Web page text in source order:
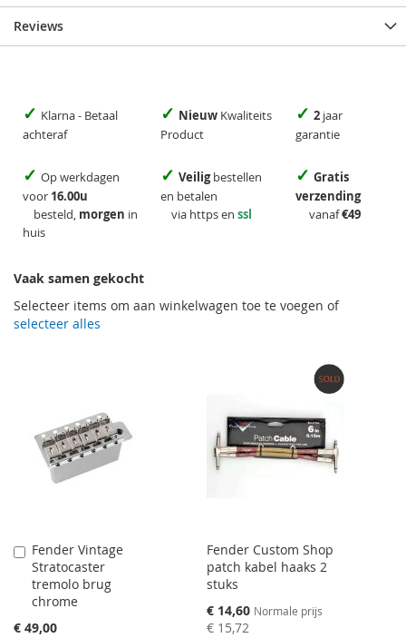
Reviews
✓ Klarna - Betaal
achteraf
✓ Nieuw Kwaliteits
Product
✓ 2 jaar
garantie
✓ Op werkdagen
voor 16.00u
besteld, morgen in
huis
✓ Veiligbestellen
en betalen
via https en ssl
✓ Gratis
verzending
vanaf€49
Vaak samen gekocht
Selecteer items om aan winkelwagen toe te voegen of
selecteer alles
Fender Vintage
Stratocaster
tremolo brug
chrome
€ 49,00
Aan
winkelwagen
toevoegen
Fender Custom Shop
patch kabel haaks 2
stuks
Speciale
prijs
€ 14,60 Normale prijs
€ 15,72